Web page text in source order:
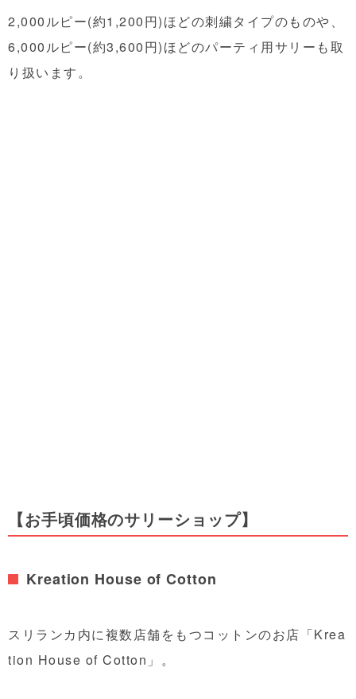
2,000ルピー(約1,200円)ほどの刺繍タイプのものや、
6,000ルピー(約3,600円)ほどのパーティ用サリーも取
り扱います。
【お手頃価格のサリーショップ】
Kreation House of Cotton
スリランカ内に複数店舗をもつコットンのお店「Krea
tion House of Cotton」。